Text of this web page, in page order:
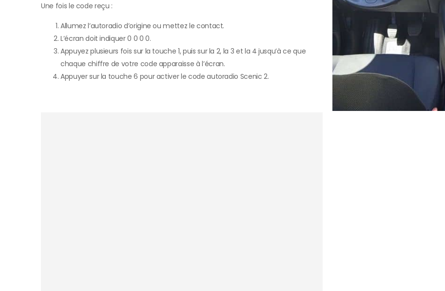
Une fois le code reçu :
Allumez l’autoradio d’origine ou mettez le contact.
L’écran doit indiquer 0 0 0 0.
Appuyez plusieurs fois sur la touche 1, puis sur la 2, la 3 et la 4 jusqu’à ce que
chaque chiffre de votre code apparaisse à l’écran.
Appuyer sur la touche 6 pour activer le code autoradio Scenic 2.